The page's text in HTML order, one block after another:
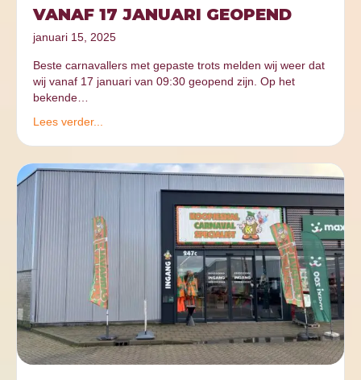
VANAF 17 JANUARI GEOPEND
januari 15, 2025
Beste carnavallers met gepaste trots melden wij weer dat
wij vanaf 17 januari van 09:30 geopend zijn. Op het
bekende…
Lees verder...